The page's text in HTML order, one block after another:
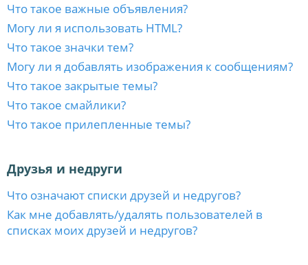
Что такое важные объявления?
Могу ли я использовать HTML?
Что такое значки тем?
Могу ли я добавлять изображения к сообщениям?
Что такое закрытые темы?
Что такое смайлики?
Что такое прилепленные темы?
Друзья и недруги
Что означают списки друзей и недругов?
Как мне добавлять/удалять пользователей в
списках моих друзей и недругов?